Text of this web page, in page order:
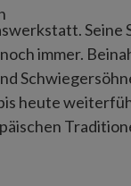
Seine
immer.
heute
wird, die dann
die Kugeln